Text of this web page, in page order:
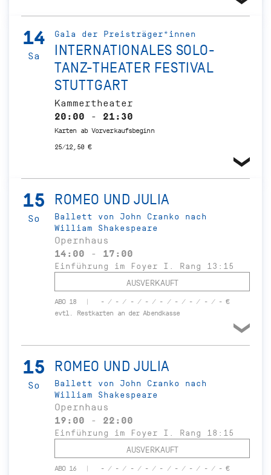
14
Sa
Gala der Preisträger*innen
INTERNATIONALES SOLO-
TANZ-THEATER FESTIVAL
STUTTGART
Kammertheater
20:00 - 21:30
Karten ab Vorverkaufsbeginn
25/12,50 €
15
So
ROMEO UND JULIA
Ballett von John Cranko nach
William Shakespeare
Opernhaus
14:00 - 17:00
Einführung im Foyer I. Rang 13:15
AUSVERKAUFT
ABO 18
- / - / - / - / - / - / - / - / - €
evtl. Restkarten an der Abendkasse
15
So
ROMEO UND JULIA
Ballett von John Cranko nach
William Shakespeare
Opernhaus
19:00 - 22:00
Einführung im Foyer I. Rang 18:15
AUSVERKAUFT
ABO 16
- / - / - / - / - / - / - / - / - €